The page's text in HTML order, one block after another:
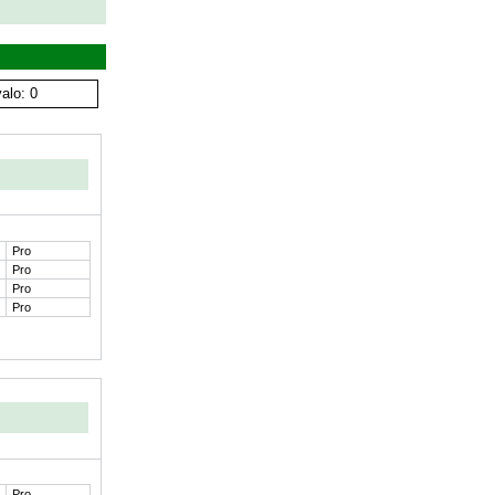
0
Pro
Pro
Pro
Pro